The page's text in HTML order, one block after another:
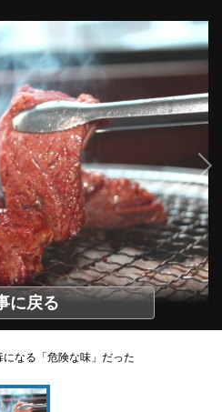
に戻る
なる「危険な味」だった